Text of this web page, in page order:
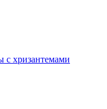
с хризантемами